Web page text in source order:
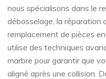
nous spécialisons dans le
débosselage, la réparation
remplacement de pièces
utilise des techniques
marbre pour garantir que
aligné après une collision.